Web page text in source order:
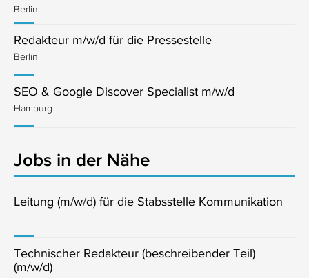
Berlin
Redakteur m/w/d für die Pressestelle
Berlin
SEO & Google Discover Specialist m/w/d
Hamburg
Jobs in der Nähe
Leitung (m/w/d) für die Stabsstelle Kommunikation
Technischer Redakteur (beschreibender Teil)
(m/w/d)